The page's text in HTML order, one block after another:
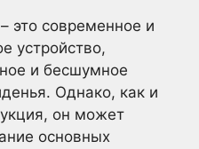
это современное и
устройство,
и бесшумное
Однако, как и
он может
основных